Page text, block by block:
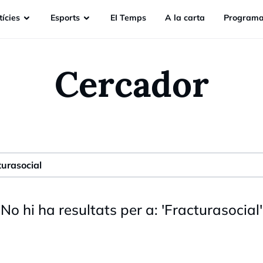
Esports EI Temps A la carta
Cercador
No hi ha resultats per a: 'Fracturasocial'